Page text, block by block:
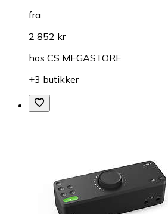
fra
2 852 kr
hos CS MEGASTORE
+3 butikker